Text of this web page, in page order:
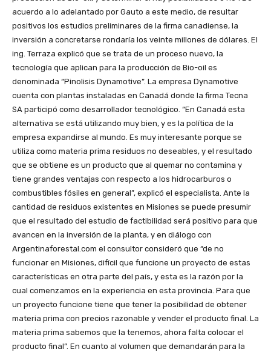
acuerdo a lo adelantado por Gauto a este medio, de resultar
positivos los estudios preliminares de la firma canadiense, la
inversión a concretarse rondaría los veinte millones de dólares. El
ing. Terraza explicó que se trata de un proceso nuevo, la
tecnología que aplican para la producción de Bio-oil es
denominada “Pinolisis Dynamotive”. La empresa Dynamotive
cuenta con plantas instaladas en Canadá donde la firma Tecna
SA participó como desarrollador tecnológico. “En Canadá esta
alternativa se está utilizando muy bien, y es la política de la
empresa expandirse al mundo. Es muy interesante porque se
utiliza como materia prima residuos no deseables, y el resultado
que se obtiene es un producto que al quemar no contamina y
tiene grandes ventajas con respecto a los hidrocarburos o
combustibles fósiles en general”, explicó el especialista. Ante la
cantidad de residuos existentes en Misiones se puede presumir
que el resultado del estudio de factibilidad será positivo para que
avancen en la inversión de la planta, y en diálogo con
Argentinaforestal.com el consultor consideró que “de no
funcionar en Misiones, difícil que funcione un proyecto de estas
características en otra parte del país, y esta es la razón por la
cual comenzamos en la experiencia en esta provincia. Para que
un proyecto funcione tiene que tener la posibilidad de obtener
materia prima con precios razonable y vender el producto final. La
materia prima sabemos que la tenemos, ahora falta colocar el
producto final”. En cuanto al volumen que demandarán para la